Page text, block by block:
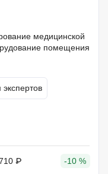
медицинской
помещения
экспертов
₽ -10 %